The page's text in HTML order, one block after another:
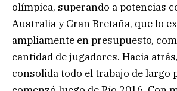
olímpica, superando a potencias
Australia y Gran Bretaña, que lo
ampliamente en presupuesto,
cantidad de jugadores. Hacia
consolida todo el trabajo de largo